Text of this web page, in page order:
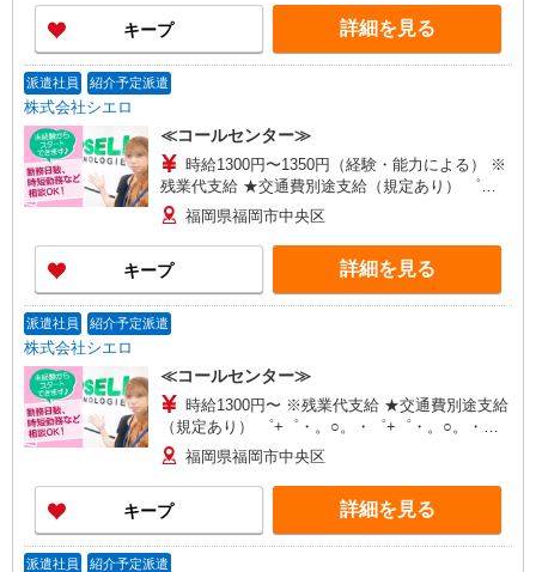
い・週払い可能（規程有）★ ゜・。○。・゜
+゜・。○。・゜+゜
キープ 詳細を見る
派遣社員 紹介予定派遣
株式会社シエロ
≪コールセンター≫
時給1300円〜1350円（経験・能力による） ※
残業代支給 ★交通費別途支給（規定あり） ゜
+゜・。○。・゜+゜・。○。・゜+゜ 入社祝い金10
万円支給(規定有) お友達を紹介頂くと, インセンテ
ィブ支給(規定有) ★月2回払い・週払い可能（規程
有）★ ゜・。○。・゜+゜・。○。・゜+゜
福岡県福岡市中央区
キープ 詳細を見る
派遣社員 紹介予定派遣
株式会社シエロ
≪コールセンター≫
時給1300円〜 ※残業代支給 ★交通費別途支給
（規定あり） ゜+゜・。○。・゜+゜・。○。・゜
+゜ 入社祝い金10万円支給(規定有) お友達を紹介
頂くと, インセンティブ支給(規定有) ★月2回払
い・週払い可能（規程有）★ ゜・。○。・゜
+゜・。○。・゜+゜
福岡県福岡市中央区
キープ 詳細を見る
派遣社員 紹介予定派遣